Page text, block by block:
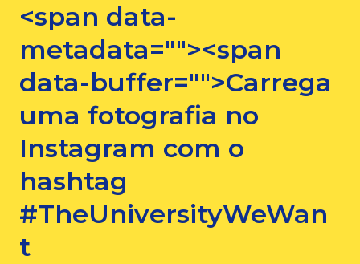
<span data-
metadata=""><span
data-buffer="">Carrega
uma fotografia no
Instagram com o
hashtag
#TheUniversityWeWan
t